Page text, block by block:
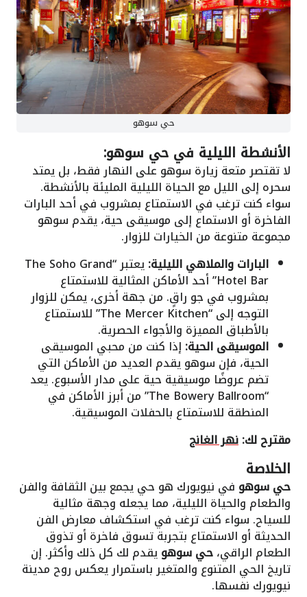
حي سوهو
الأنشطة الليلية في حي سوهو:
لا تقتصر متعة زيارة سوهو على النهار فقط، بل يمتد
سحره إلى الليل مع الحياة الليلية المليئة بالأنشطة.
سواء كنت ترغب في الاستمتاع بمشروب في أحد البارات
الفاخرة أو الاستماع إلى موسيقى حية، يقدم سوهو
مجموعة متنوعة من الخيارات للزوار.
البارات والملاهي الليلية:
يعتبر “The Soho Grand
Hotel Bar” أحد الأماكن المثالية للاستمتاع
بمشروب في جو راقٍ. من جهة أخرى، يمكن للزوار
التوجه إلى “The Mercer Kitchen” للاستمتاع
بالأطباق المميزة والأجواء الحصرية.
الموسيقى الحية: إذا كنت من محبي الموسيقى
الحية، فإن سوهو يقدم العديد من الأماكن التي
تضم عروضًا موسيقية حية على مدار الأسبوع. يعد
“The Bowery Ballroom” من أبرز الأماكن في
المنطقة للاستمتاع بالحفلات الموسيقية.
مقترح لك:نهر الغانج
الخلاصة
حي سوهو في نيويورك هو حي يجمع بين الثقافة والفن
والطعام والحياة الليلية، مما يجعله وجهة مثالية
للسياح. سواء كنت ترغب في استكشاف معارض الفن
الحديثة أو الاستمتاع بتجربة تسوق فاخرة أو تذوق
الطعام الراقي،حي سوهويقدم لك كل ذلك وأكثر. إن
تاريخ الحي المتنوع والمتغير باستمرار يعكس روح مدينة
نيويورك نفسها.